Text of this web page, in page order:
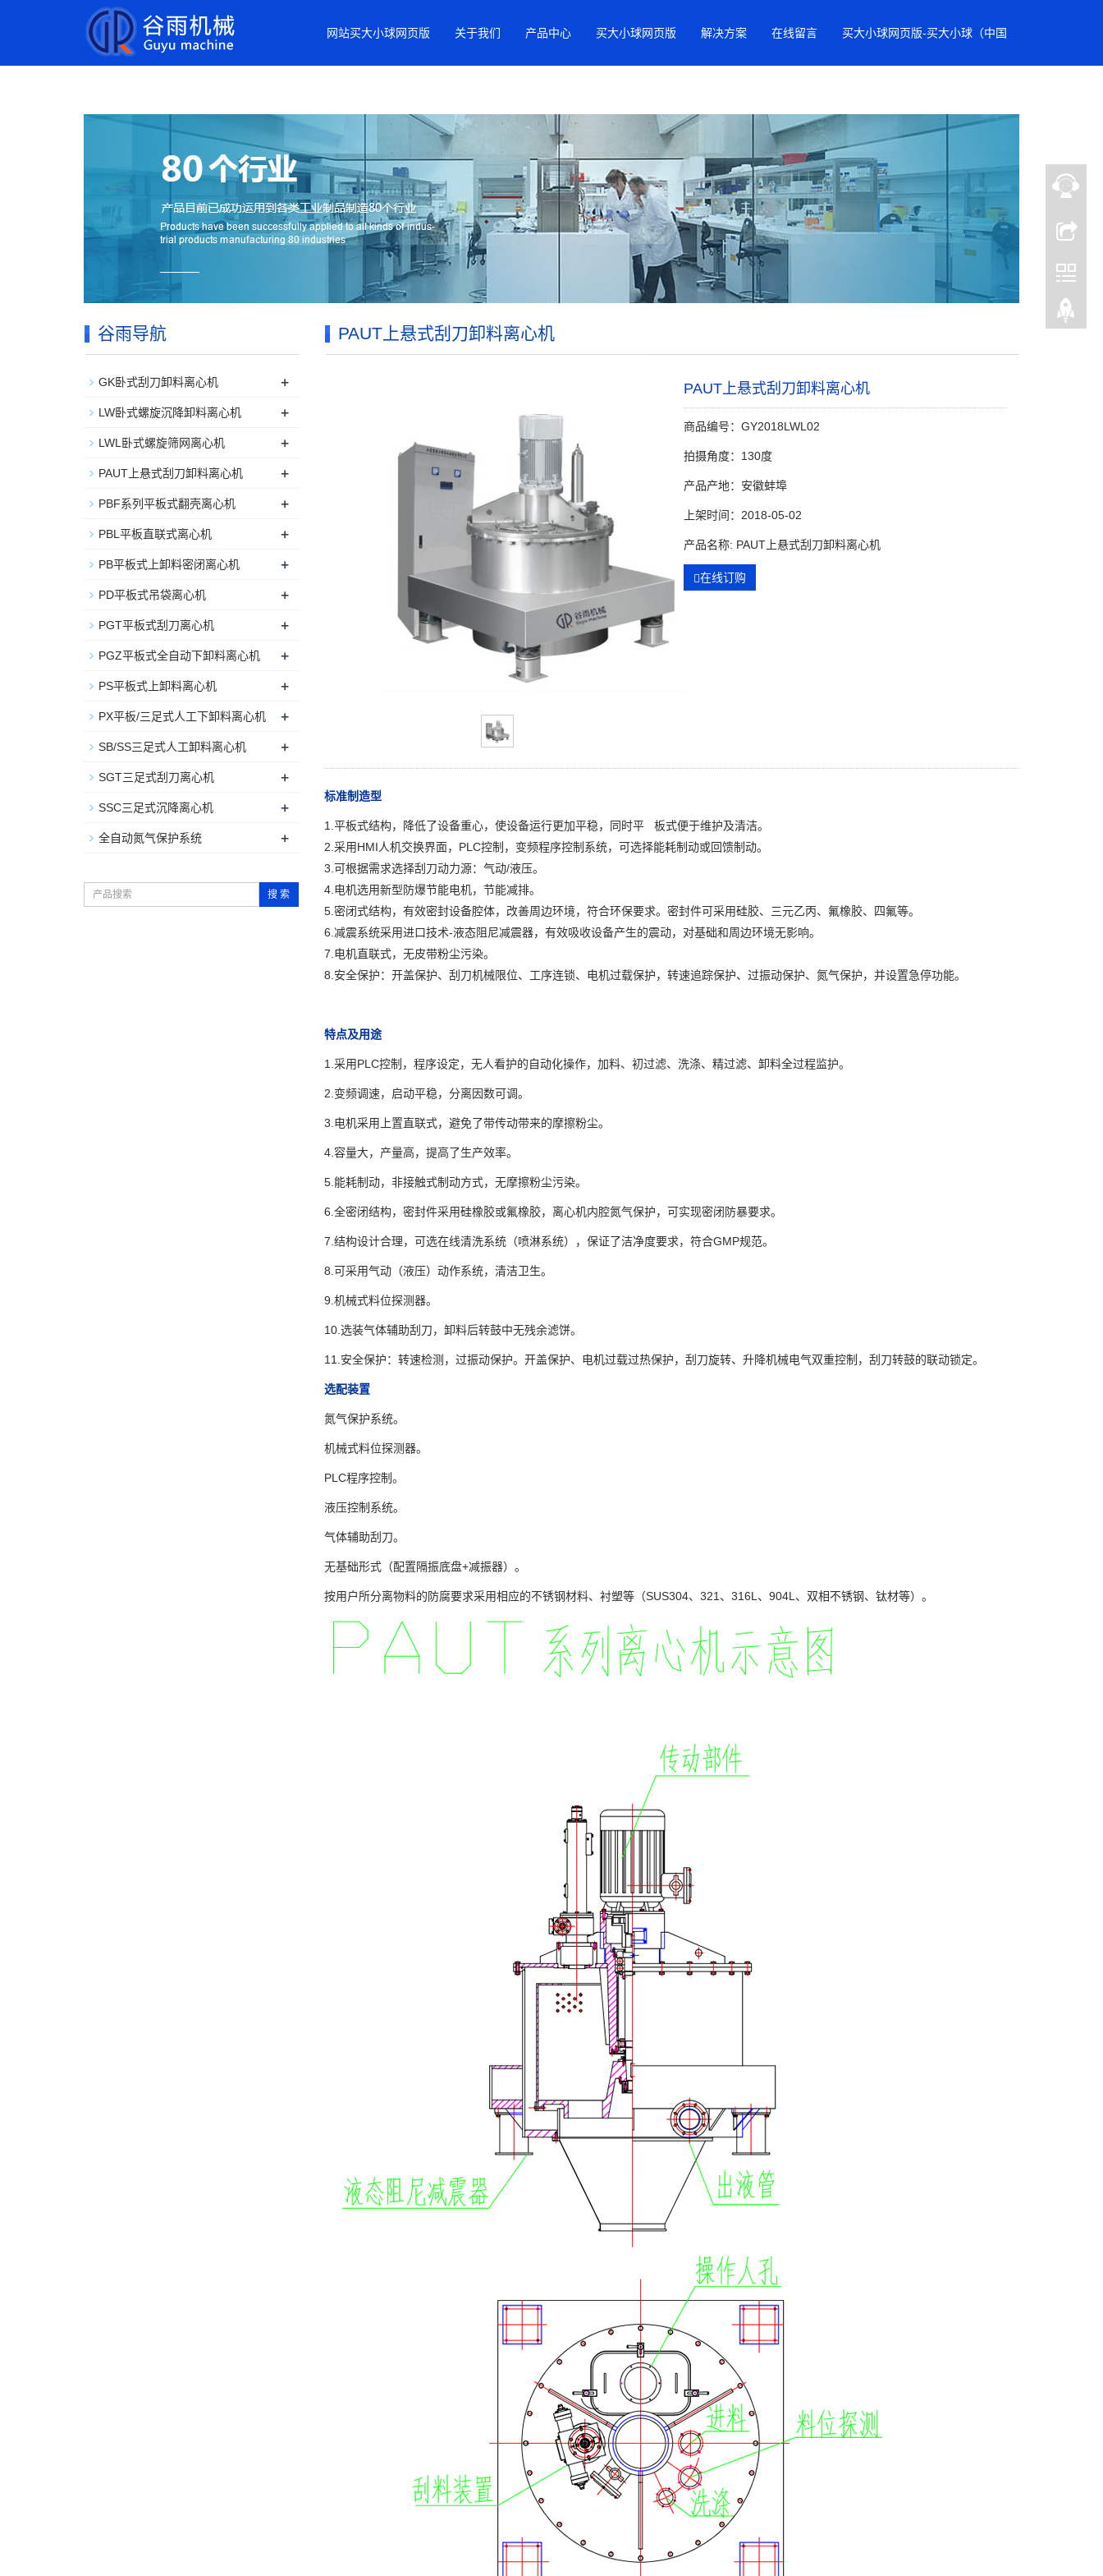
买大小球网页版 网站买大小球网页版 关于我们 产品中心 买大小球网页版 解决方案 在线留言 买大小球网页版-买大小球（中国
PAUT上悬式刮刀卸料离心机
PAUT上悬式刮刀卸料离心机
商品编号：GY2018LWL02
拍摄角度：130度
产品产地：安徽蚌埠
上架时间：2018-05-02
产品名称: PAUT上悬式刮刀卸料离心机
在线订购
标准制造型
1.平板式结构，降低了设备重心，使设备运行更加平稳，同时平 板式便于维护及清洁。
2.采用HMI人机交换界面，PLC控制，变频程序控制系统，可选择能耗制动或回馈制动。
3.可根据需求选择刮刀动力源：气动/液压。
4.电机选用新型防爆节能电机，节能减排。
5.密闭式结构，有效密封设备腔体，改善周边环境，符合环保要求。密封件可采用硅胶、三元乙丙、氟橡胶、四氟等。
6.减震系统采用进口技术-液态阻尼减震器，有效吸收设备产生的震动，对基础和周边环境无影响。
7.电机直联式，无皮带粉尘污染。
8.安全保护：开盖保护、刮刀机械限位、工序连锁、电机过载保护，转速追踪保护、过振动保护、氮气保护，并设置急停功能。
特点及用途
1.采用PLC控制，程序设定，无人看护的自动化操作，加料、初过滤、洗涤、精过滤、卸料全过程监护。
2.变频调速，启动平稳，分离因数可调。
3.电机采用上置直联式，避免了带传动带来的摩擦粉尘。
4.容量大，产量高，提高了生产效率。
5.能耗制动，非接触式制动方式，无摩擦粉尘污染。
6.全密闭结构，密封件采用硅橡胶或氟橡胶，离心机内腔氮气保护，可实现密闭防暴要求。
7.结构设计合理，可选在线清洗系统（喷淋系统），保证了洁净度要求，符合GMP规范。
8.可采用气动（液压）动作系统，清洁卫生。
9.机械式料位探测器。
10.选装气体辅助刮刀，卸料后转鼓中无残余滤饼。
11.安全保护：转速检测，过振动保护。开盖保护、电机过载过热保护，刮刀旋转、升降机械电气双重控制，刮刀转鼓的联动锁定。
选配装置
氮气保护系统。
机械式料位探测器。
PLC程序控制。
液压控制系统。
气体辅助刮刀。
无基础形式（配置隔振底盘+减振器）。
按用户所分离物料的防腐要求采用相应的不锈钢材料、衬塑等（SUS304、321、316L、904L、双相不锈钢、钛材等）。
谷雨导航
GK卧式刮刀卸料离心机 +
LW卧式螺旋沉降卸料离心机 +
LWL卧式螺旋筛网离心机 +
PAUT上悬式刮刀卸料离心机 +
PBF系列平板式翻壳离心机 +
PBL平板直联式离心机 +
PB平板式上卸料密闭离心机 +
PD平板式吊袋离心机 +
PGT平板式刮刀离心机 +
PGZ平板式全自动下卸料离心机 +
PS平板式上卸料离心机 +
PX平板/三足式人工下卸料离心机 +
SB/SS三足式人工卸料离心机 +
SGT三足式刮刀离心机 +
SSC三足式沉降离心机 +
全自动氮气保护系统 +
搜 索